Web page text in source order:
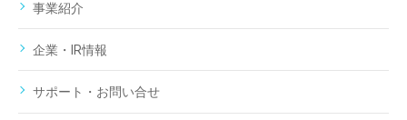
事業紹介
企業・IR情報
サポート・お問い合せ